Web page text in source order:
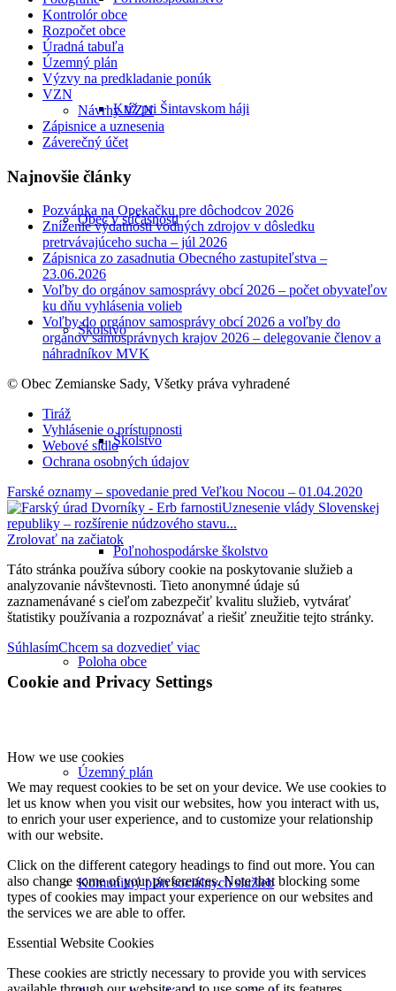
Kríž pri Šintavskom háji
Obec v súčasnosti
Školstvo
Školstvo
Poľnohospodárske školstvo
Poloha obce
Územný plán
Komunitný plán sociálnych služieb
Kontrolór obce
Rozpočet obce
Úradná tabuľa
Územný plán
Výzvy na predkladanie ponúk
VZN
Návrhy VZN
Zápisnice a uznesenia
Záverečný účet
Najnovšie články
Pozvánka na Opekačku pre dôchodcov 2026
Zníženie výdatnosti vodných zdrojov v dôsledku
pretrvávajúceho sucha – júl 2026
Zápisnica zo zasadnutia Obecného zastupiteľstva –
23.06.2026
Voľby do orgánov samosprávy obcí 2026 – počet obyvateľov
ku dňu vyhlásenia volieb
Voľby do orgánov samosprávy obcí 2026 a voľby do
orgánov samosprávnych krajov 2026 – delegovanie členov a
náhradníkov MVK
© Obec Zemianske Sady, Všetky práva vyhradené
Tiráž
Vyhlásenie o prístupnosti
Webové sídlo
Ochrana osobných údajov
Farské oznamy – spovedanie pred Veľkou Nocou – 01.04.2020
Uznesenie vlády Slovenskej
republiky – rozšírenie núdzového stavu...
Zrolovať na začiatok
Táto stránka používa súbory cookie na poskytovanie služieb a
analyzovanie návštevnosti. Tieto anonymné údaje sú
zaznamenávané s cieľom zabezpečiť kvalitu služieb, vytvárať
štatistiky používania a rozpoznávať a riešiť zneužitie tejto stránky.
SúhlasímChcem sa dozvedieť viac
Cookie and Privacy Settings
How we use cookies
We may request cookies to be set on your device. We use cookies to
let us know when you visit our websites, how you interact with us,
to enrich your user experience, and to customize your relationship
with our website.
Click on the different category headings to find out more. You can
also change some of your preferences. Note that blocking some
types of cookies may impact your experience on our websites and
the services we are able to offer.
Essential Website Cookies
These cookies are strictly necessary to provide you with services